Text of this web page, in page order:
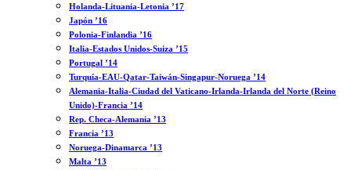
Holanda-Lituania-Letonia ’17
Japón ’16
Polonia-Finlandia ’16
Italia-Estados Unidos-Suiza ’15
Portugal ’14
Turquía-EAU-Qatar-Taiwán-Singapur-Noruega ’14
Alemania-Italia-Ciudad del Vaticano-Irlanda-Irlanda del Norte (Reino
Unido)-Francia ’14
Rep. Checa-Alemania ’13
Francia ’13
Noruega-Dinamarca ’13
Malta ’13